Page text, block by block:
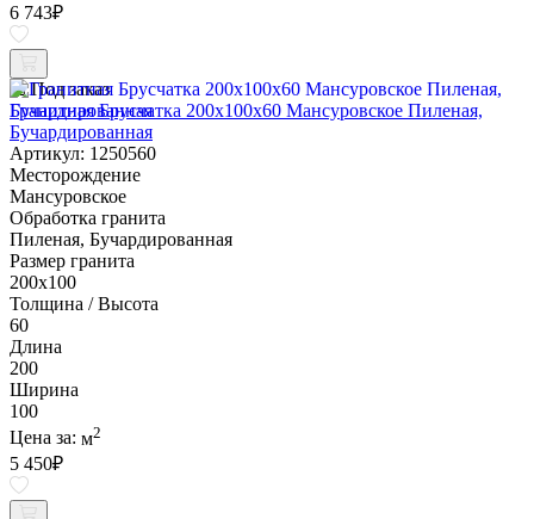
6 743₽
Под заказ
Гранитная Брусчатка 200х100x60 Мансуровское Пиленая,
Бучардированная
Артикул: 1250560
Месторождение
Мансуровское
Обработка гранита
Пиленая, Бучардированная
Размер гранита
200х100
Толщина / Высота
60
Длина
200
Ширина
100
Цена за: м2
5 450₽